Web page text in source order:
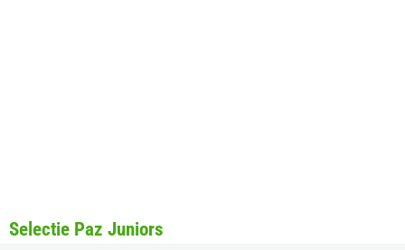
Selectie Paz Juniors